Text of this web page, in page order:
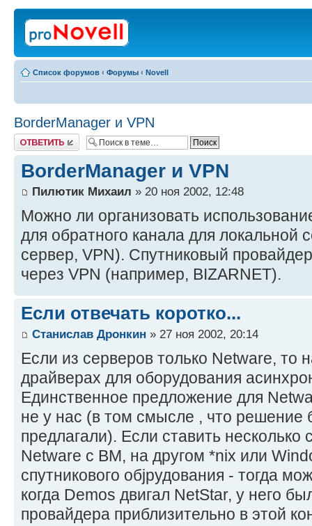
Список форумов ‹ Форумы ‹ Novell
BorderManager и VPN
Ответить
BorderManager и VPN
Пилютик Михаил » 20 ноя 2002, 12:48
Можно ли организовать
для обратного канала для локальной
сервер, VPN). Спутниковый
через VPN (например, BIZARNET).
Если отвечать коротко...
Станислав Дронкин » 27 ноя 2002, 20:14
Если из серверов только Netware, то
драйверах для оборудования
Единственное предложение для
не у нас (в том смысле , что решение
предлагали). Если ставить
Netware c BM, на другом *nix или
спутникового обjрудования - тогда
когда Demos двигал NetStar, у него
провайдера приблизительно в этой